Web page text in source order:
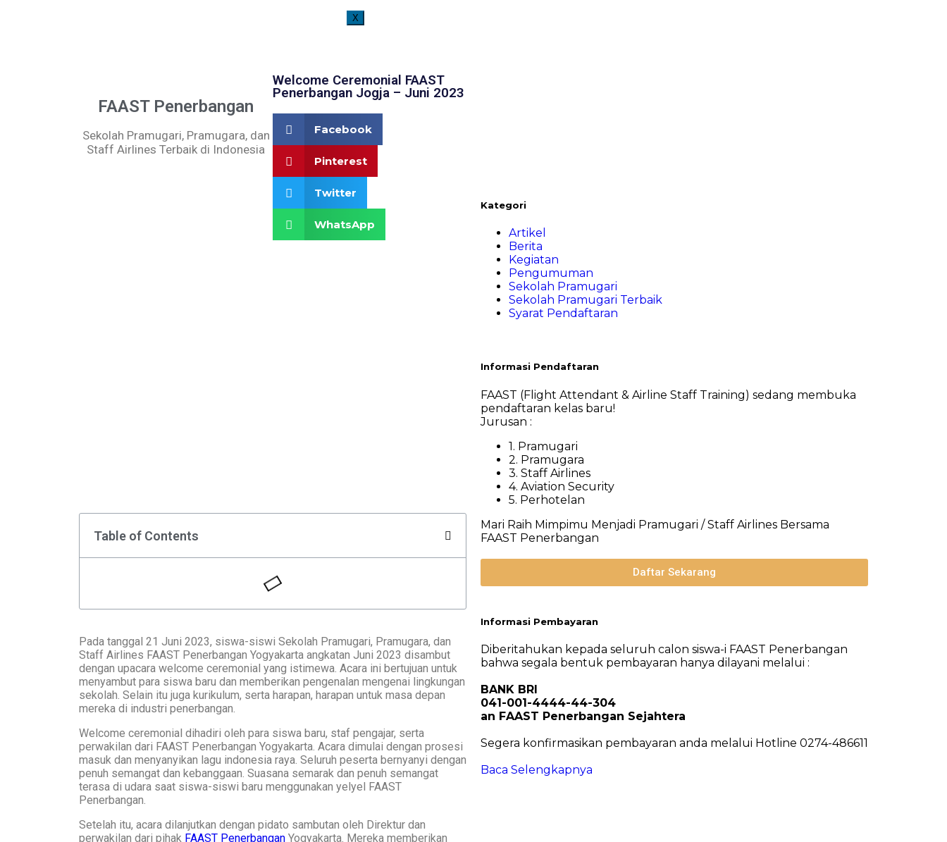
X
FAAST Penerbangan
Sekolah Pramugari, Pramugara, dan
Staff Airlines Terbaik di Indonesia
Welcome Ceremonial FAAST
Penerbangan Jogja – Juni 2023
Facebook
Pinterest
Twitter
WhatsApp
Table of Contents
Pada tanggal 21 Juni 2023, siswa-siswi Sekolah Pramugari, Pramugara, dan
Staff Airlines FAAST Penerbangan Yogyakarta angkatan Juni 2023 disambut
dengan upacara welcome ceremonial yang istimewa. Acara ini bertujuan untuk
menyambut para siswa baru dan memberikan pengenalan mengenai lingkungan
sekolah. Selain itu juga kurikulum, serta harapan, harapan untuk masa depan
mereka di industri penerbangan.
Welcome ceremonial dihadiri oleh para siswa baru, staf pengajar, serta
perwakilan dari FAAST Penerbangan Yogyakarta. Acara dimulai dengan prosesi
masuk dan menyanyikan lagu indonesia raya. Seluruh peserta bernyanyi dengan
penuh semangat dan kebanggaan. Suasana semarak dan penuh semangat
terasa di udara saat siswa-siswi baru menggunakan yelyel FAAST
Penerbangan.
Setelah itu, acara dilanjutkan dengan pidato sambutan oleh Direktur dan
perwakilan dari pihak FAAST Penerbangan Yogyakarta. Mereka memberikan
Kategori
Artikel
Berita
Kegiatan
Pengumuman
Sekolah Pramugari
Sekolah Pramugari Terbaik
Syarat Pendaftaran
Informasi Pendaftaran
FAAST (Flight Attendant & Airline Staff Training) sedang membuka
pendaftaran kelas baru!
Jurusan :
1. Pramugari
2. Pramugara
3. Staff Airlines
4. Aviation Security
5. Perhotelan
Mari Raih Mimpimu Menjadi Pramugari / Staff Airlines Bersama
FAAST Penerbangan
Daftar Sekarang
Informasi Pembayaran
Diberitahukan kepada seluruh calon siswa-i FAAST Penerbangan
bahwa segala bentuk pembayaran hanya dilayani melalui :
BANK BRI
041-001-4444-44-304
an FAAST Penerbangan Sejahtera
Segera konfirmasikan pembayaran anda melalui Hotline 0274-486611
Baca Selengkapnya